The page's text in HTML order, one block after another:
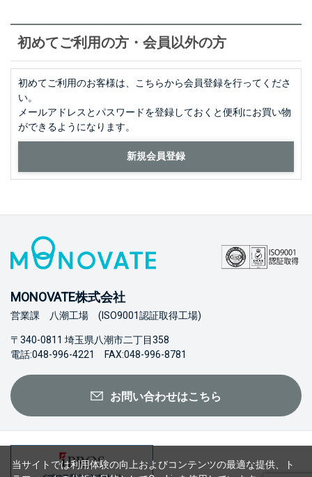
初めてご利用の方・会員以外の方
初めてご利用のお客様は、こちらから会員登録を行ってくださ
い。
メールアドレスとパスワードを登録しておくと便利にお買い物
ができるようになります。
MONOVATE株式会社
営業課 八潮工場 (ISO9001認証取得工場)
〒340-0811 埼玉県八潮市二丁目358
電話:048-996-4221 FAX:048-996-8781
お問い合わせはこちら
当サイトでは利用体験の向上およびコンテンツの最適な提供、ト